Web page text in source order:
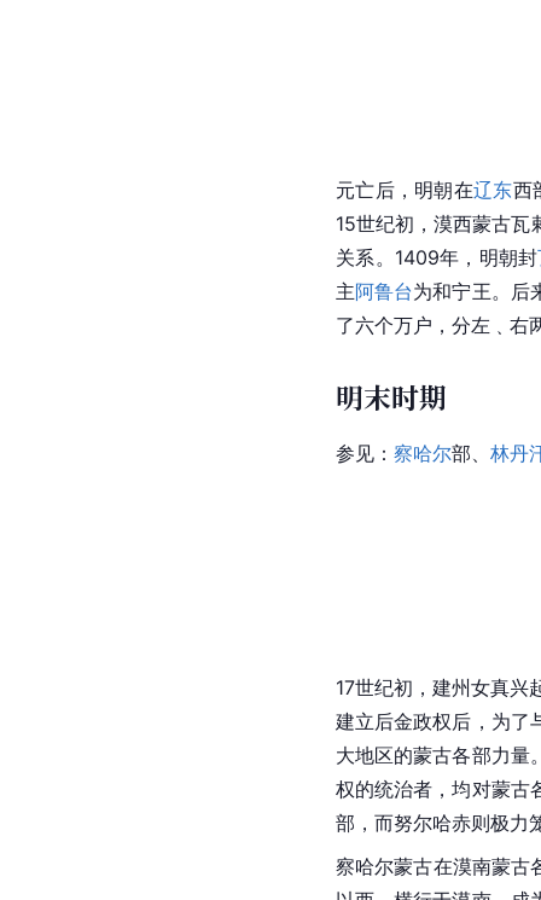
元亡后，明朝在辽东西
15世纪初，漠西蒙古瓦
关系。1409年， 明朝封
主阿鲁台为和宁王。后
了六个万户 ，分左﹑右
明末时期
参见： 察哈尔部、 林丹
17世纪初，建州女真兴
建立后金政权后，为了
大地区的蒙古各部力量
权的统治者，均对蒙古
部，而努尔哈赤则极力
察哈尔蒙古在漠南蒙古